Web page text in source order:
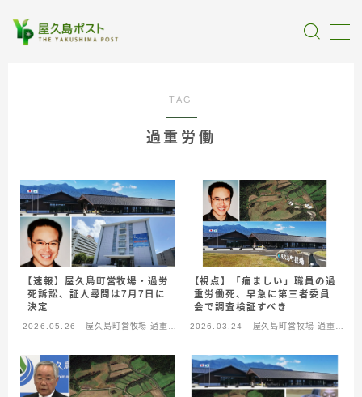
受賞・報道
情報提供
TAG
過重労働
【速報】屋久島町営牧場・過労
死訴訟、証人尋問は7月7日に
決定
2026.05.26
屋久島町営牧場 過重労
【視点】「痛ましい」職員の過
重労働死、早急に第三者委員
会で調査検証すべき
2026.03.24
屋久島町営牧場 過重労